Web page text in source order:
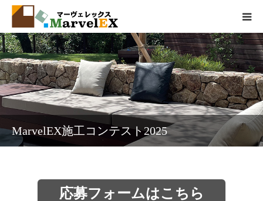
MarvelEX施工コンテスト2025
応募フォームはこちら
製品情報
エクステリアとは
弊社の取組
品質基準
会社概要